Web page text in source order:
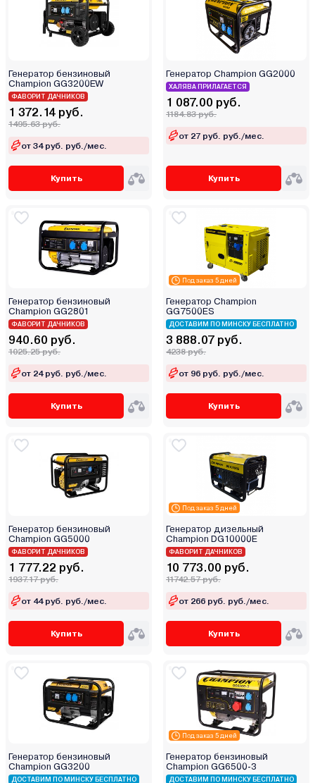
Генератор бензиновый
Champion GG3200EW
ФАВОРИТ ДАЧНИКОВ
1 372.14 руб.
1495.63 руб.
от 34 руб. руб./мес.
Купить
Генератор Champion GG2000
ХАЛЯВА ПРИЛАГАЕТСЯ
1 087.00 руб.
1184.83 руб.
от 27 руб. руб./мес.
Купить
Генератор бензиновый
Champion GG2801
ФАВОРИТ ДАЧНИКОВ
940.60 руб.
1025.25 руб.
от 24 руб. руб./мес.
Купить
Под заказ 5 дней
Генератор Champion
GG7500ES
ДОСТАВИМ ПО МИНСКУ БЕСПЛАТНО
3 888.07 руб.
4238 руб.
от 96 руб. руб./мес.
Купить
Генератор бензиновый
Champion GG5000
ФАВОРИТ ДАЧНИКОВ
1 777.22 руб.
1937.17 руб.
от 44 руб. руб./мес.
Купить
Под заказ 5 дней
Генератор дизельный
Champion DG10000E
ФАВОРИТ ДАЧНИКОВ
10 773.00 руб.
11742.57 руб.
от 266 руб. руб./мес.
Купить
Генератор бензиновый
Champion GG3200
ДОСТАВИМ ПО МИНСКУ БЕСПЛАТНО
Под заказ 5 дней
Генератор бензиновый
Champion GG6500-3
ДОСТАВИМ ПО МИНСКУ БЕСПЛАТНО